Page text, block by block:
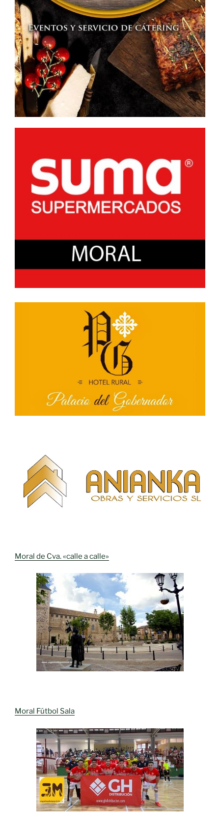
Moral de Cva. «calle a calle»
Moral Fútbol Sala